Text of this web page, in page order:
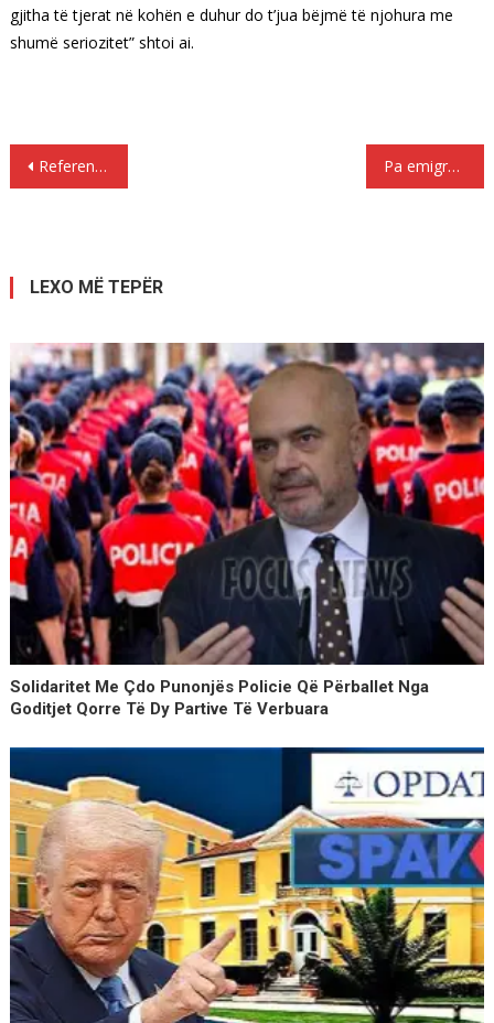
gjitha të tjerat në kohën e duhur do t’jua bëjmë të njohura me
shumë seriozitet” shtoi ai.
Lëvizje
Referendumi në Turqi, Trampi uron Erdogan, por protestat vazhdojnë Pa emigrantët që mbajtën dy botë, do të kishte më tepër varfëri
LEXO MË TEPËR
Solidaritet Me Çdo Punonjës Policie Që Përballet Nga
Goditjet Qorre Të Dy Partive Të Verbuara